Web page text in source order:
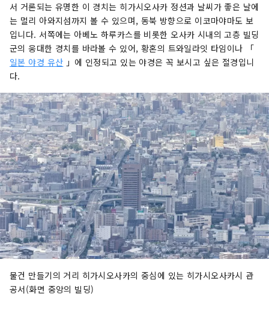
서 거론되는 유명한 이 경치는 히가시오사카 정션과 날씨가 좋은 날에
는 멀리 아와지섬까지 볼 수 있으며, 동북 방향으로 이코마야마도 보
입니다. 서쪽에는 아베노 하루카스를 비롯한 오사카 시내의 고층 빌딩
군의 웅대한 경치를 바라볼 수 있어, 황혼의 트와일라잇 타임이나 「
일본 야경 유산 」에 인정되고 있는 야경은 꼭 보시고 싶은 절경입니
다.
물건 만들기의 거리 히가시오사카의 중심에 있는 히가시오사카시 관
공서(화면 중앙의 빌딩)